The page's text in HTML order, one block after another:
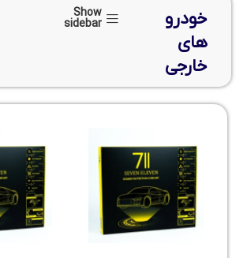
خودرو
های
خارجی
Show
sidebar